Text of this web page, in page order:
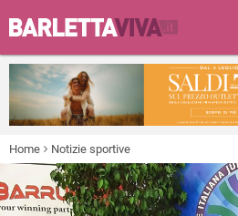
Home Notizie sportive